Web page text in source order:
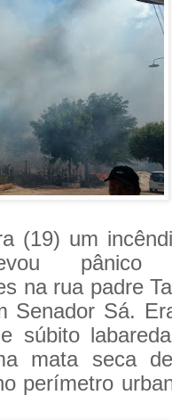
(19) um
pânico
na rua padre
Senador Sá.
súbito
mata seca
perímetro